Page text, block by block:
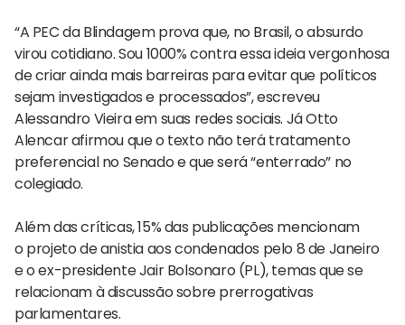
“A PEC da Blindagem prova que, no Brasil, o absurdo
virou cotidiano. Sou 1000% contra essa ideia vergonhosa
de criar ainda mais barreiras para evitar que políticos
sejam investigados e processados”, escreveu
Alessandro Vieira em suas redes sociais. Já Otto
Alencar afirmou que o texto não terá tratamento
preferencial no Senado e que será “enterrado” no
colegiado.
Além das críticas, 15% das publicações mencionam
o projeto de anistia aos condenados pelo 8 de Janeiro
e o ex-presidente Jair Bolsonaro (PL), temas que se
relacionam à discussão sobre prerrogativas
parlamentares.